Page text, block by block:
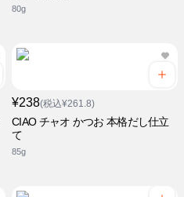
80g
¥238(税込¥261.8)
CIAO チャオ かつお 本格だし仕立
て
85g